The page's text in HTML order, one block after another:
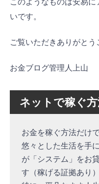
このようなものは安易
いです。
ご覧いただきありがとう
お金ブログ管理人上山
ネットで稼ぐ
お金を稼ぐ方法だけ
悠々とした生活を手
が「システム」をお
す（稼げる証拠あり）